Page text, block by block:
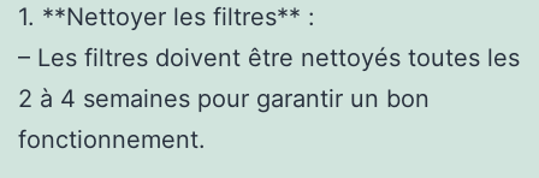
1. **Nettoyer les filtres** :
– Les filtres doivent être nettoyés toutes les
2 à 4 semaines pour garantir un bon
fonctionnement.